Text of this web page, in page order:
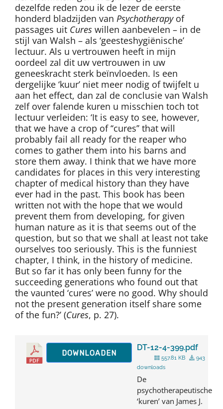
dezelfde reden zou ik de lezer de eerste
honderd bladzijden van Psychotherapyof
passages uit Cures willen aanbevelen – in de
stijl van Walsh – als ‘geesteshygiënische’
lectuur. Als u vertrouwen heeft in mijn
oordeel zal dit uw vertrouwen in uw
geneeskracht sterk beïnvloeden. Is een
dergelijke ‘kuur’ niet meer nodig of twijfelt u
aan het effect, dan zal de conclusie van Walsh
zelf over falende kuren u misschien toch tot
lectuur verleiden: ‘It is easy to see, however,
that we have a crop of ‘‘cures’’ that will
probably fail all ready for the reaper who
comes to gather them into his barns and
store them away. I think that we have more
candidates for places in this very interesting
chapter of medical history than they have
ever had in the past. This book has been
written not with the hope that we would
prevent them from developing, for given
human nature as it is that seems out of the
question, but so that we shall at least not take
ourselves too seriously. This is the funniest
chapter, I think, in the history of medicine.
But so far it has only been funny for the
succeeding generations who found out that
the vaunted ‘cures’ were no good. Why should
not the present generation itself share some
of the fun?’ (Cures, p. 27).
DOWNLOADEN
DT-12-4-399.pdf
557.81 KB
943
downloads
De
psychotherapeutische
‘kuren’ van James J.